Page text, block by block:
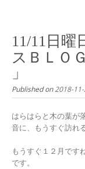
content
11/11日曜
スＢＬＯ
」
Published on2018-
はらはらと木の葉が
音に、もうすぐ訪れ
もうすぐ１２月です
です。